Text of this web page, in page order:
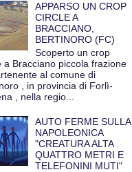
APPARSO UN CROP
CIRCLE A
BRACCIANO,
BERTINORO (FC)
Scoperto un crop
a Bracciano piccola frazione
al comune di
, in provincia di Forlì-
, nella regio...
AUTO FERME SULLA
NAPOLEONICA
"CREATURA ALTA
QUATTRO METRI E
TELEFONINI MUTI"